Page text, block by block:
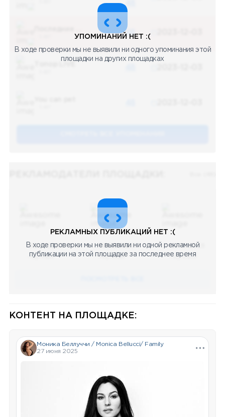
48
48
УПОМИНАНИЙ НЕТ :(
В ходе проверки мы не выявили ни одного упоминания этой
площадки на других площадках
08.05.2023
Научный
08.05.2023
Научный
08.05.2023
Научный
РЕКЛАМНЫХ ПУБЛИКАЦИЙ НЕТ :(
В ходе проверки мы не выявили ни одной рекламной
публикации на этой площадке за последнее время
КОНТЕНТ НА ПЛОЩАДКЕ:
Моника Беллуччи / Monica Bellucci/ Family
27 июня 2025